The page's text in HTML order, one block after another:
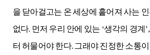
을 닫아걸고는 온 세상에 흩어져 사는
없다. 먼저 우리 안에 있는 ‘생각의 경계
터 허물어야 한다. 그래야 진정한 소통